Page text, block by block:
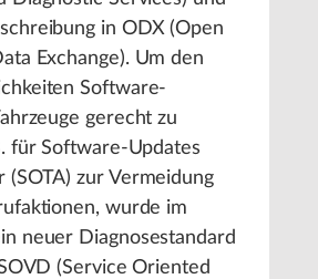
in ODX (Open
Exchange). Um den
Software-
gerecht zu
für Software-Updates
zur Vermeidung
wurde im
neuer Diagnosestandard
(Service Oriented